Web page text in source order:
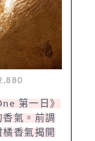
第一日》
氣。前調
香氣揭開